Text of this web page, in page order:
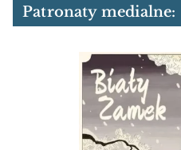
Patronaty medialne: